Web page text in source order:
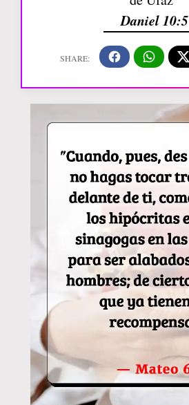
Daniel 10:5